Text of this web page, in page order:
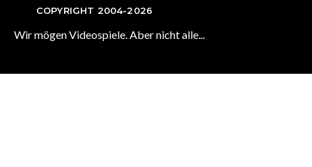
COPYRIGHT 2004-2026
Wir mögen Videospiele. Aber nicht alle...